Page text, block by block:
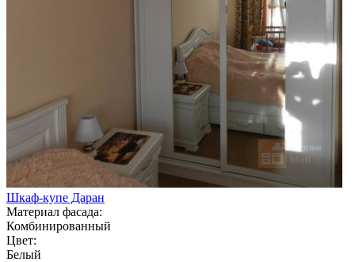
Шкаф-купе Даран
Материал фасада:
Комбинированный
Цвет:
Белый